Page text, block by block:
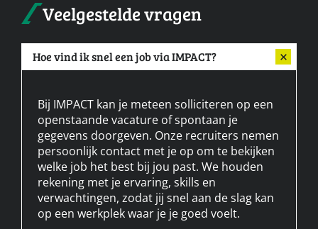
Veelgestelde vragen
Hoe vind ik snel een job via IMPACT?
Bij IMPACT kan je meteen solliciteren op een
openstaande vacature of spontaan je
gegevens doorgeven. Onze recruiters nemen
persoonlijk contact met je op om te bekijken
welke job het best bij jou past. We houden
rekening met je ervaring, skills en
verwachtingen, zodat jij snel aan de slag kan
op een werkplek waar je je goed voelt.